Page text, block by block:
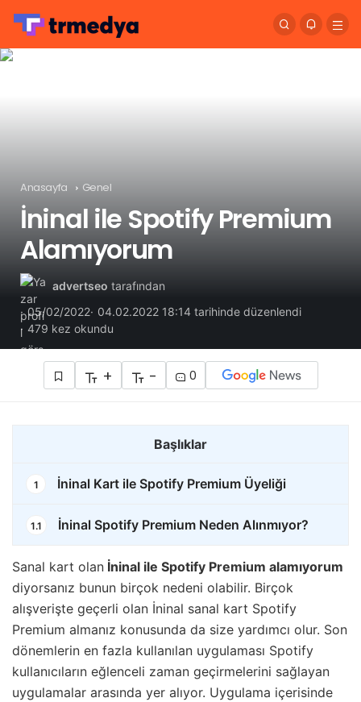
Anasayfa Genel
İninal ile Spotify Premium
Alamıyorum
advertseo tarafından
05/02/2022 04.02.2022 18:14 tarihinde düzenlendi
479 kez okundu
+ - 0
Başlıklar
1 İninal Kart ile Spotify Premium Üyeliği
1.1 İninal Spotify Premium Neden Alınmıyor?
Sanal kart olan İninal ile Spotify Premium alamıyorum
diyorsanız bunun birçok nedeni olabilir. Birçok
alışverişte geçerli olan İninal sanal kart Spotify
Premium almanız konusunda da size yardımcı olur. Son
dönemlerin en fazla kullanılan uygulaması Spotify
kullanıcıların eğlenceli zaman geçirmelerini sağlayan
uygulamalar arasında yer alıyor. Uygulama içerisinde